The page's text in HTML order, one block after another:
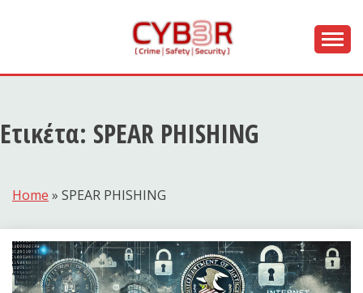
CYB3R
Ετικέτα: SPEAR PHISHING
Home » SPEAR PHISHING